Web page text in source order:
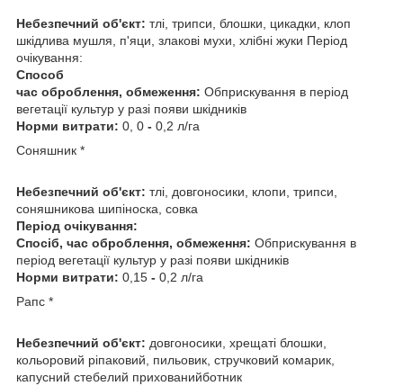
Небезпечний об'єкт: тлі, трипси, блошки, цикадки, клоп
шкідлива мушля, п'яци, злакові мухи, хлібні жуки Період
очікування:
Способ
час оброблення, обмеження: Обприскування в період
вегетації культур у разі появи шкідників
Норми витрати: 0, 0 - 0,2 л/га
Соняшник *
Небезпечний об'єкт: тлі, довгоносики, клопи, трипси,
соняшникова шипіноска, совка
Період очікування:
Спосіб, час оброблення, обмеження: Обприскування в
період вегетації культур у разі появи шкідників
Норми витрати: 0,15 - 0,2 л/га
Рапс *
Небезпечний об'єкт: довгоносики, хрещаті блошки,
кольоровий ріпаковий, пильовик, стручковий комарик,
капусний стебелий прихованийботник